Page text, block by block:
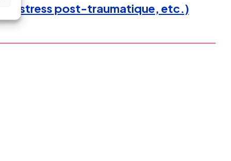
stress post-traumatique, etc.)